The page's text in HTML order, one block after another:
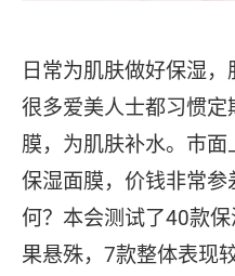
日常为肌肤做好保湿，
很多爱美人士都习惯
膜，为肌肤补水。巿
保湿面膜，价钱非常
何？本会测试了40款
果悬殊，7款整体表现